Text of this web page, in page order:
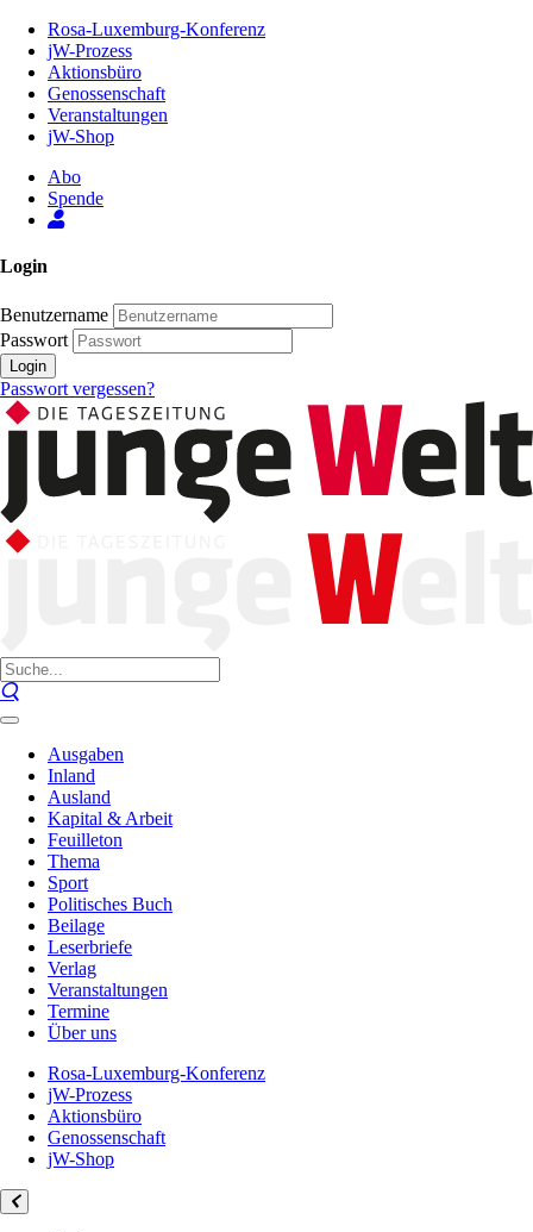
Inhalt
Seite
Rosa-Luxemburg-Konferenz
jW-Prozess
Aktionsbüro
Genossenschaft
Veranstaltungen
jW-Shop
Abo
Spende
Login
Benutzername
Passwort
Login
Passwort vergessen?
Ausgaben
Inland
Ausland
Kapital & Arbeit
Feuilleton
Thema
Sport
Politisches Buch
Beilage
Leserbriefe
Verlag
Veranstaltungen
Termine
Über uns
Rosa-Luxemburg-Konferenz
jW-Prozess
Aktionsbüro
Genossenschaft
jW-Shop